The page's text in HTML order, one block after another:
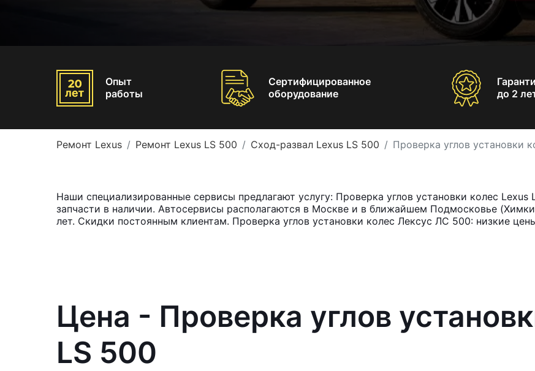
Опыт
работы
Сертифицированное
оборудование
до 2
Ремонт Lexus Ремонт Lexus LS 500 Сход-развал Lexus LS 500 Проверка углов установки
Наши специализированные сервисы предлагают услугу: Проверка углов установки колес
запчасти в наличии. Автосервисы располагаются в Москве и в ближайшем Подмосковье
лет. Скидки постоянным клиентам. Проверка углов установки колес Лексус ЛС 500: низкие
Цена - Проверка углов
LS 500